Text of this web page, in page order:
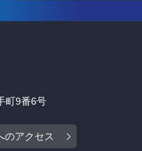
町9番6号
のアクセス